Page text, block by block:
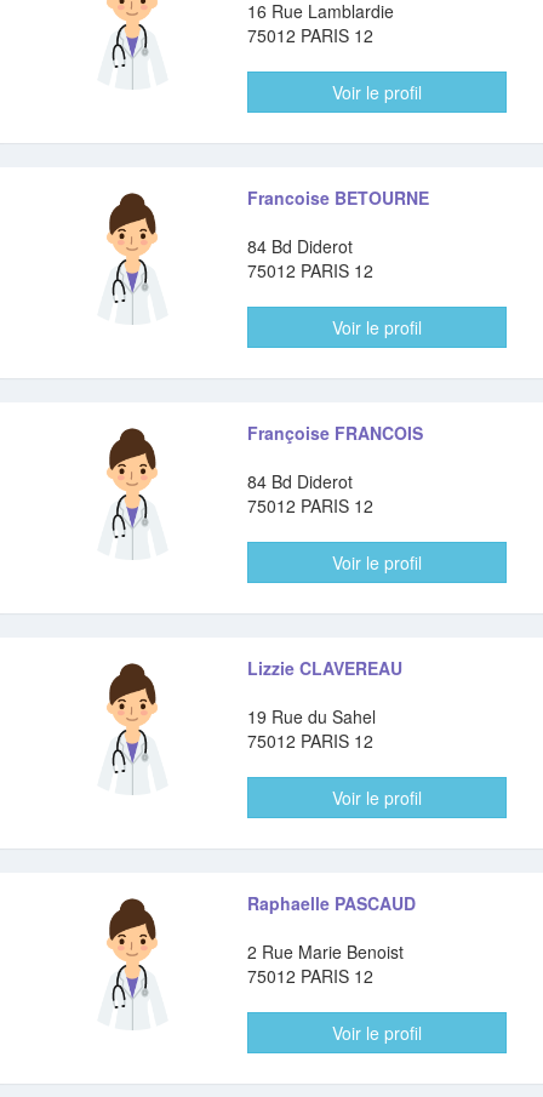
16 Rue Lamblardie
75012 PARIS 12
Voir le profil
Francoise BETOURNE
84 Bd Diderot
75012 PARIS 12
Voir le profil
Françoise FRANCOIS
84 Bd Diderot
75012 PARIS 12
Voir le profil
Lizzie CLAVEREAU
19 Rue du Sahel
75012 PARIS 12
Voir le profil
Raphaelle PASCAUD
2 Rue Marie Benoist
75012 PARIS 12
Voir le profil